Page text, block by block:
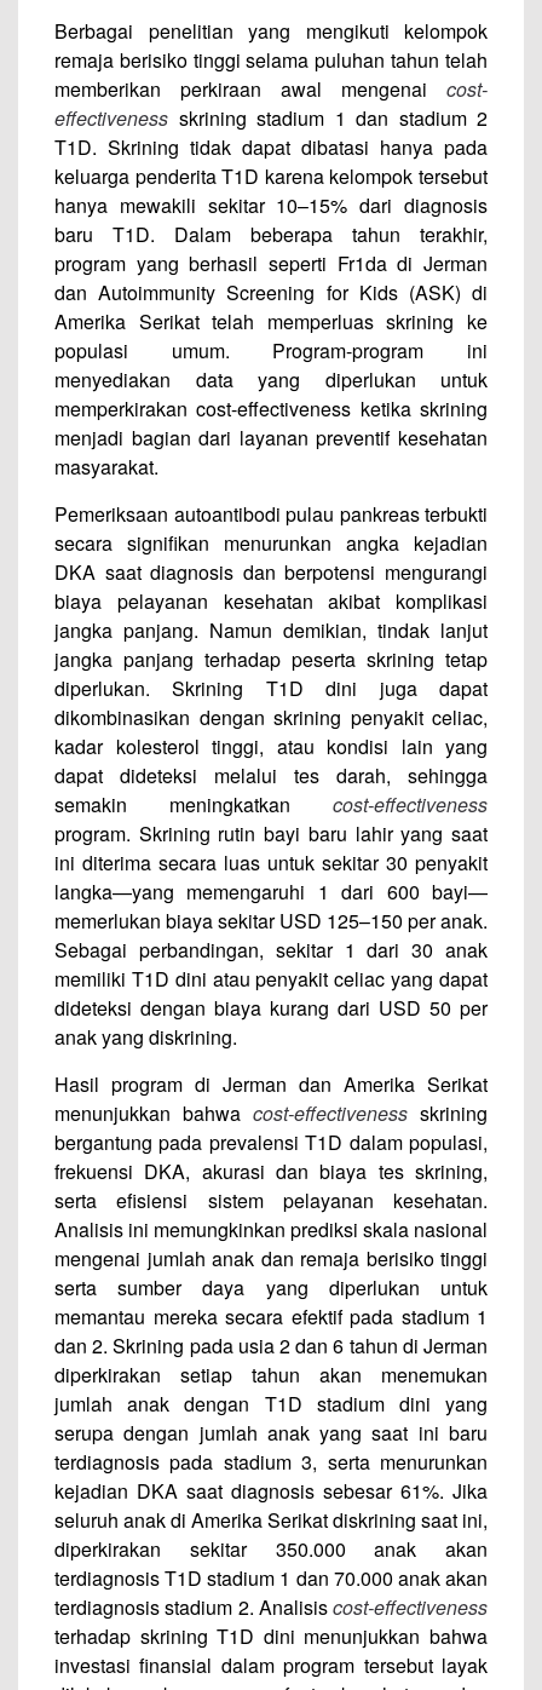
Berbagai penelitian yang mengikuti kelompok
remaja berisiko tinggi selama puluhan tahun telah
memberikan perkiraan awal mengenai cost-
effectiveness skrining stadium 1 dan stadium 2
T1D. Skrining tidak dapat dibatasi hanya pada
keluarga penderita T1D karena kelompok tersebut
hanya mewakili sekitar 10–15% dari diagnosis
baru T1D. Dalam beberapa tahun terakhir,
program yang berhasil seperti Fr1da di Jerman
dan Autoimmunity Screening for Kids (ASK) di
Amerika Serikat telah memperluas skrining ke
populasi umum. Program-program ini
menyediakan data yang diperlukan untuk
memperkirakan cost-effectiveness ketika skrining
menjadi bagian dari layanan preventif kesehatan
masyarakat.
Pemeriksaan autoantibodi pulau pankreas terbukti
secara signifikan menurunkan angka kejadian
DKA saat diagnosis dan berpotensi mengurangi
biaya pelayanan kesehatan akibat komplikasi
jangka panjang. Namun demikian, tindak lanjut
jangka panjang terhadap peserta skrining tetap
diperlukan. Skrining T1D dini juga dapat
dikombinasikan dengan skrining penyakit celiac,
kadar kolesterol tinggi, atau kondisi lain yang
dapat dideteksi melalui tes darah, sehingga
semakin meningkatkan cost-effectiveness
program. Skrining rutin bayi baru lahir yang saat
ini diterima secara luas untuk sekitar 30 penyakit
langka—yang memengaruhi 1 dari 600 bayi—
memerlukan biaya sekitar USD 125–150 per anak.
Sebagai perbandingan, sekitar 1 dari 30 anak
memiliki T1D dini atau penyakit celiac yang dapat
dideteksi dengan biaya kurang dari USD 50 per
anak yang diskrining.
Hasil program di Jerman dan Amerika Serikat
menunjukkan bahwa cost-effectiveness skrining
bergantung pada prevalensi T1D dalam populasi,
frekuensi DKA, akurasi dan biaya tes skrining,
serta efisiensi sistem pelayanan kesehatan.
Analisis ini memungkinkan prediksi skala nasional
mengenai jumlah anak dan remaja berisiko tinggi
serta sumber daya yang diperlukan untuk
memantau mereka secara efektif pada stadium 1
dan 2. Skrining pada usia 2 dan 6 tahun di Jerman
diperkirakan setiap tahun akan menemukan
jumlah anak dengan T1D stadium dini yang
serupa dengan jumlah anak yang saat ini baru
terdiagnosis pada stadium 3, serta menurunkan
kejadian DKA saat diagnosis sebesar 61%. Jika
seluruh anak di Amerika Serikat diskrining saat ini,
diperkirakan sekitar 350.000 anak akan
terdiagnosis T1D stadium 1 dan 70.000 anak akan
terdiagnosis stadium 2. Analisiscost-effectiveness
terhadap skrining T1D dini menunjukkan bahwa
investasi finansial dalam program tersebut layak